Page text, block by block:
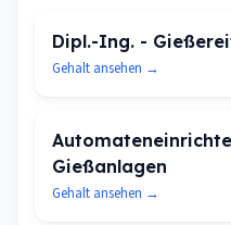
Dipl.-Ing. -
Gehalt ansehen →
Gießanlagen
Gehalt ansehen →